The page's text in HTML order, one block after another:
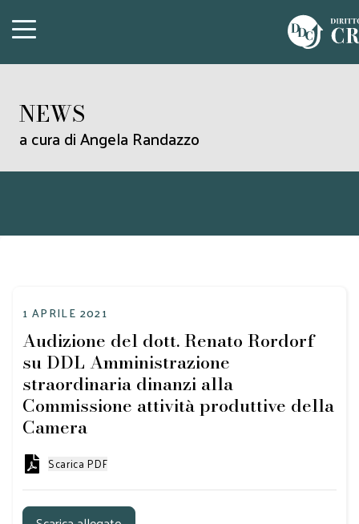
NEWS
a cura di Angela Randazzo
1 APRILE 2021
Audizione del dott. Renato Rordorf
su DDL Amministrazione
straordinaria dinanzi alla
Commissione attività produttive della
Camera
Scarica PDF